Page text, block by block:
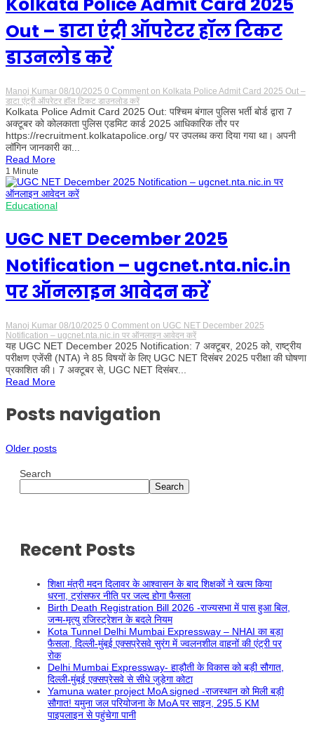
Out – डाटा एंट्री ऑपरेटर हॉल टिकट
डाउनलोड करें
Manoj Kumar 08/10/2025 0 Comment on Kolkata Police Admit Card 2025 Out –
डाटा एंट्री ऑपरेटर हॉल टिकट डाउनलोड करें
Kolkata Police Admit Card 2025 Out: पश्चिम बंगाल पुलिस भर्ती बोर्ड द्वारा 7
अक्टूबर को कोलकाता पुलिस एडमिट कार्ड 2025 आधिकारिक तौर पर
https://recruitment.kolkatapolice.org/ पर उपलब्ध करा दिया गया था। अपनी
लॉगिन जानकारी का...
Read More
1 Minute
Educational
UGC NET December 2025
Notification – ugcnet.nta.nic.in
पर ऑनलाइन आवेदन करें
Manoj Kumar 08/10/2025 0 Comment on UGC NET December 2025
Notification – ugcnet.nta.nic.in पर ऑनलाइन आवेदन करें
यह UGC NET December 2025 Notification: 7 अक्टूबर, 2025 को, राष्ट्रीय
परीक्षण एजेंसी (NTA) ने 85 विषयों के लिए UGC NET दिसंबर 2025 परीक्षा की घोषणा
प्रकाशित की। 7 अक्टूबर से, UGC NET दिसंबर...
Read More
Posts navigation
Older posts
Search
Search
Recent Posts
शिक्षा मंत्री मदन दिलावर के आश्वासन के बाद शिक्षकों ने खत्म किया
धरना, ट्रांसफर नीति पर जल्द होगा फैसला
Birth Death Registration Bill 2026 -राज्यसभा में पास हुआ बिल,
जन्म-मृत्यु रजिस्ट्रेशन के बदले नियम
Kota Tunnel Delhi Mumbai Expressway – NHAI का बड़ा
फैसला, दिल्ली-मुंबई एक्सप्रेसवे सुरंग में ज्वलनशील वाहनों की एंट्री पर
रोक
Delhi Mumbai Expressway- हाड़ौती के विकास को बड़ी सौगात,
दिल्ली-मुंबई एक्सप्रेसवे से सीधे जुड़ेगा कोटा
Yamuna water project MoA signed -राजस्थान को मिली बड़ी
सौगात! यमुना जल परियोजना के MoA पर साइन, 295.5 KM
पाइपलाइन से पहुंचेगा पानी